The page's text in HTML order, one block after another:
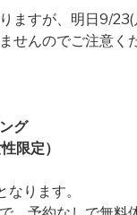
ますが、明日9/
せんのでご注意く
グ
限定）
ります。